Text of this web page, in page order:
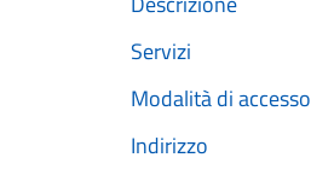
Servizi
Modalità di accesso
Indirizzo